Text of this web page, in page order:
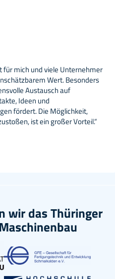
und Unternehmer einen Ort für
Austausch. Das ThZM-
Für mich ist das ein
Netzwerke und deren
ergänzt und mir stets
wir das Thüringer